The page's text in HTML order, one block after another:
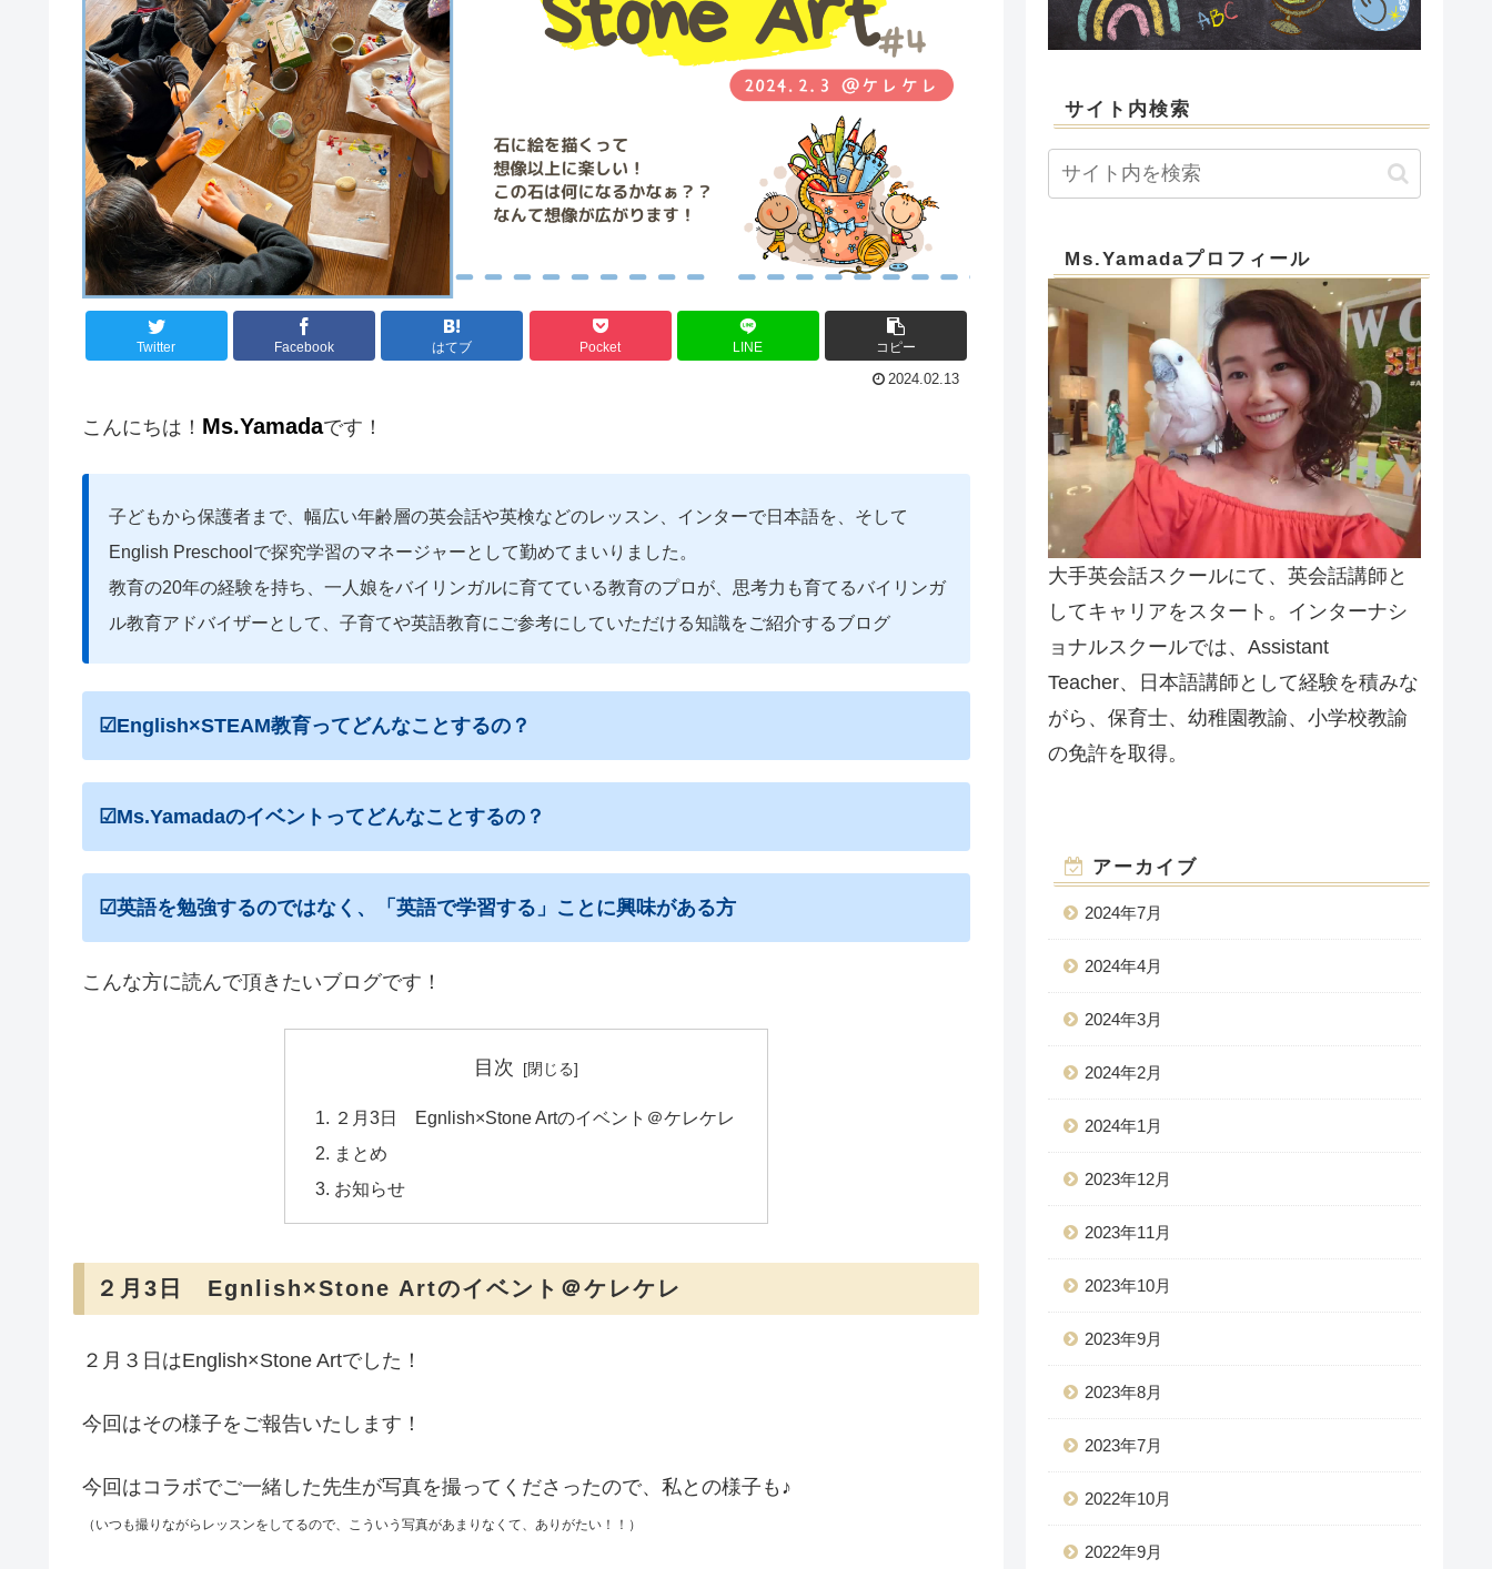
Twitter Facebook はてブ Pocket LINE コピー
2024.02.13
こんにちは！ Ms.Yamadaです！
子どもから保護者まで、幅広い年齢層の英会話や英検などのレッスン、インターで日本語を、そして
English Preschoolで探究学習のマネージャーとして勤めてまいりました。
教育の20年の経験を持ち、 一人娘をバイリンガルに育てている教育のプロが、思考力も育てるバイリンガ
ル教育アドバイザーとして、子育てや英語教育にご参考にしていただける知識をご紹介するブログ
☑English×STEAM教育ってどんなことするの？
☑Ms.Yamadaのイベントってどんなことするの？
☑英語を勉強するのではなく、「英語で学習する」ことに興味がある方
こんな方に読んで頂きたいブログです！
目次
２月3日 Egnlish×Stone Artのイベント＠ケレケレ
まとめ
お知らせ
２月3日 Egnlish×Stone Artのイベント＠ケレケレ
２月３日はEnglish×Stone Artでした！
今回はその様子をご報告いたします！
今回はコラボでご一緒した先生が写真を撮ってくださったので、私との様子も♪
（いつも撮りながらレッスンをしてるので、こういう写真があまりなくて、ありがたい！！）
サイト内検索
Ms.Yamadaプロフィール
大手英会話スクールにて、英会話講師と
してキャリアをスタート。インターナシ
ョナルスクールでは、Assistant
Teacher、日本語講師として経験を積みな
がら、保育士、幼稚園教諭、小学校教諭
の免許を取得。
アーカイブ
2024年7月
2024年4月
2024年3月
2024年2月
2024年1月
2023年12月
2023年11月
2023年10月
2023年9月
2023年8月
2023年7月
2022年10月
2022年9月